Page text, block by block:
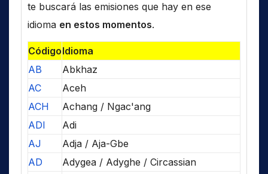
te buscará las emisiones que hay en ese
idioma en estos momentos.
CódigoIdioma
AB
Abkhaz
AC
Aceh
ACH
Achang / Ngac'ang
ADI
Adi
AJ
Adja / Aja-Gbe
AD
Adygea / Adyghe / Circassian